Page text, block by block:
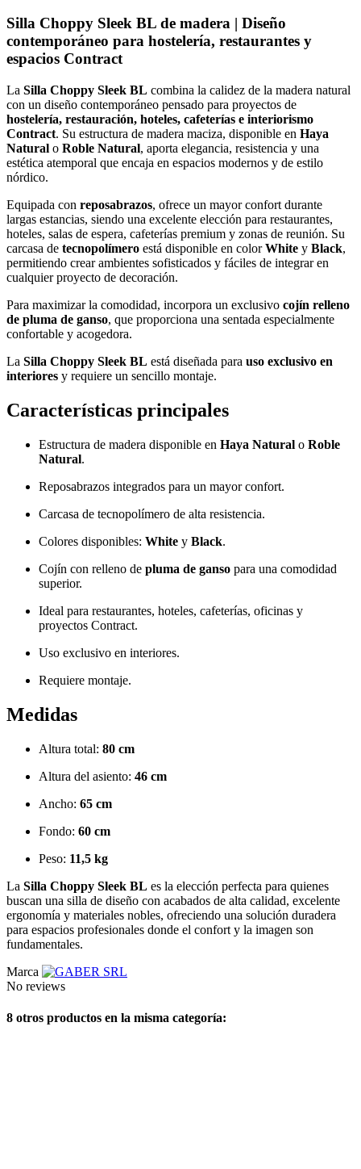
Silla Choppy Sleek BL de madera | Diseño
contemporáneo para hostelería, restaurantes y
espacios Contract
La Silla Choppy Sleek BL combina la calidez de la madera natural
con un diseño contemporáneo pensado para proyectos de
hostelería, restauración, hoteles, cafeterías e interiorismo
Contract. Su estructura de madera maciza, disponible en Haya
Natural o Roble Natural, aporta elegancia, resistencia y una
estética atemporal que encaja en espacios modernos y de estilo
nórdico.
Equipada con reposabrazos, ofrece un mayor confort durante
largas estancias, siendo una excelente elección para restaurantes,
hoteles, salas de espera, cafeterías premium y zonas de reunión. Su
carcasa de tecnopolímero está disponible en colorWhite y Black,
permitiendo crear ambientes sofisticados y fáciles de integrar en
cualquier proyecto de decoración.
Para maximizar la comodidad, incorpora un exclusivo cojín relleno
de pluma de ganso, que proporciona una sentada especialmente
confortable y acogedora.
La Silla Choppy Sleek BL está diseñada para uso exclusivo en
interiores y requiere un sencillo montaje.
Características principales
Estructura de madera disponible en Haya Natural o Roble
Natural.
Reposabrazos integrados para un mayor confort.
Carcasa de tecnopolímero de alta resistencia.
Colores disponibles: White y Black.
Cojín con relleno de pluma de ganso para una comodidad
superior.
Ideal para restaurantes, hoteles, cafeterías, oficinas y
proyectos Contract.
Uso exclusivo en interiores.
Requiere montaje.
Medidas
Altura total: 80 cm
Altura del asiento: 46 cm
Ancho: 65 cm
Fondo: 60 cm
Peso: 11,5 kg
La Silla Choppy Sleek BL es la elección perfecta para quienes
buscan una silla de diseño con acabados de alta calidad, excelente
ergonomía y materiales nobles, ofreciendo una solución duradera
para espacios profesionales donde el confort y la imagen son
fundamentales.
Marca
No reviews
8 otros productos en la misma categoría: